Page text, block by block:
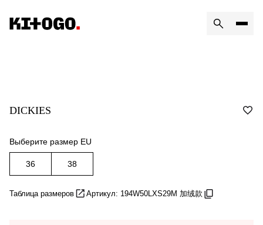
DICKIES
Выберите размер EU
36 38
Таблица размеров Артикул: 194W50LXS29M 加绒款